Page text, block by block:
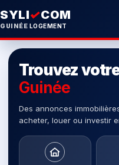
SYLI✓COM
GUINÉE LOGEMENT
Trouvez
Guinée
Des annonces
acheter, louer ou investir